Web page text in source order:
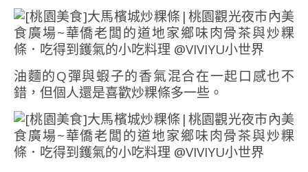
油麵的Q彈與蝦子的香氣混合在一起口感也不
錯，但個人還是喜歡炒粿條多一些。